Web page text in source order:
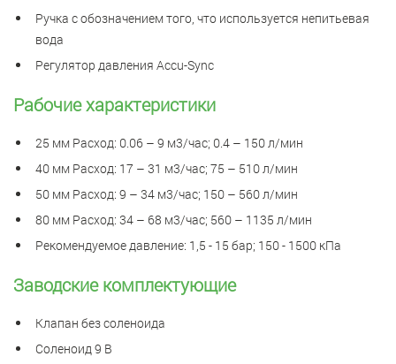
Ручка с обозначением того, что используется непитьевая
вода
Регулятор давления Accu-Sync
Рабочие характеристики
25 мм Расход: 0.06 – 9 м3/час; 0.4 – 150 л/мин
40 мм Расход: 17 – 31 м3/час; 75 – 510 л/мин
50 мм Расход: 9 – 34 м3/час; 150 – 560 л/мин
80 мм Расход: 34 – 68 м3/час; 560 – 1135 л/мин
Рекомендуемое давление: 1,5 - 15 бар; 150 - 1500 кПа
Заводские комплектующие
Клапан без соленоида
Соленоид 9 В